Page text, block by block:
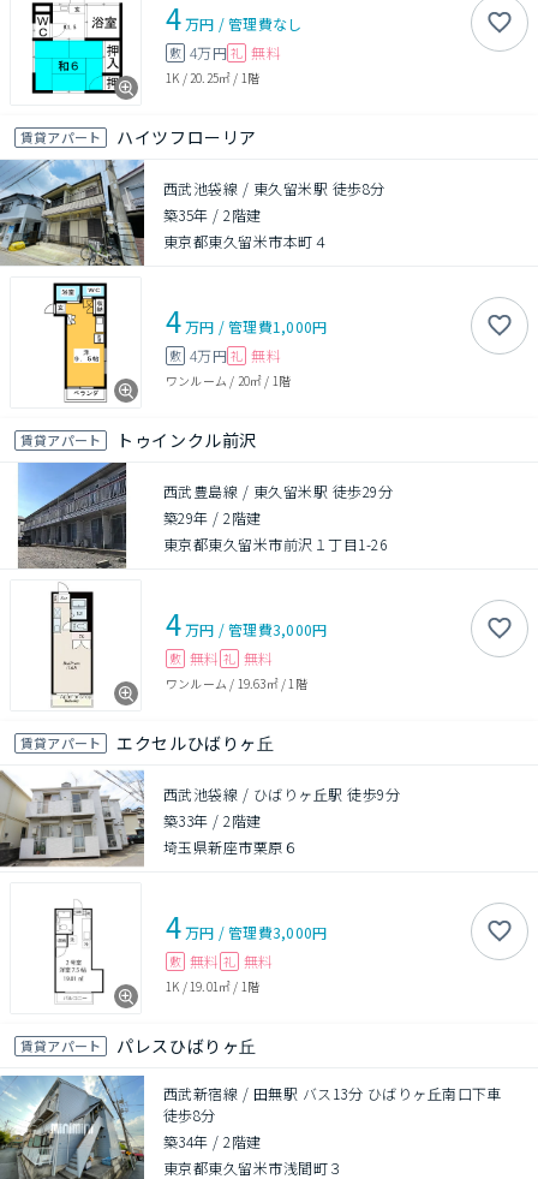
4万円 /管理費なし
敷 4万円 礼 無料
1K / 20.25㎡ / 1階
賃貸アパート ハイツフローリア
西武池袋線 / 東久留米駅 徒歩8分
築35年 /2階建
東京都東久留米市本町４
4万円 /管理費1,000円
敷 4万円 礼 無料
ワンルーム / 20㎡ / 1階
賃貸アパート トゥインクル前沢
西武豊島線 / 東久留米駅 徒歩29分
築29年 /2階建
東京都東久留米市前沢１丁目1-26
4万円 /管理費3,000円
敷 無料 礼 無料
ワンルーム / 19.63㎡/ 1階
賃貸アパート エクセルひばりヶ丘
西武池袋線 / ひばりヶ丘駅 徒歩9分
築33年 /2階建
埼玉県新座市栗原６
4万円 /管理費3,000円
敷 無料 礼 無料
1K / 19.01㎡ / 1階
賃貸アパート パレスひばりヶ丘
西武新宿線 / 田無駅 バス13分 ひばりヶ丘南口下車
徒歩8分
築34年 /2階建
東京都東久留米市浅間町３